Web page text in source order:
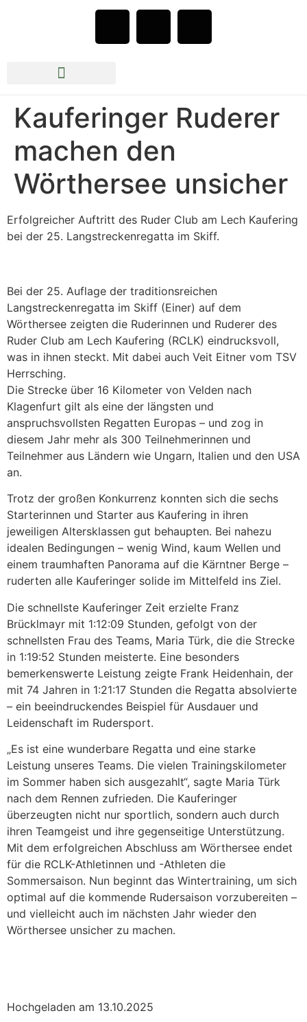
Kauferinger Ruderer
machen den
Wörthersee unsicher
Erfolgreicher Auftritt des Ruder Club am Lech Kaufering
bei der 25. Langstreckenregatta im Skiff.
Bei der 25. Auflage der traditionsreichen
Langstreckenregatta im Skiff (Einer) auf dem
Wörthersee zeigten die Ruderinnen und Ruderer des
Ruder Club am Lech Kaufering (RCLK) eindrucksvoll,
was in ihnen steckt. Mit dabei auch Veit Eitner vom TSV
Herrsching.
Die Strecke über 16 Kilometer von Velden nach
Klagenfurt gilt als eine der längsten und
anspruchsvollsten Regatten Europas – und zog in
diesem Jahr mehr als 300 Teilnehmerinnen und
Teilnehmer aus Ländern wie Ungarn, Italien und den USA
an.
Trotz der großen Konkurrenz konnten sich die sechs
Starterinnen und Starter aus Kaufering in ihren
jeweiligen Altersklassen gut behaupten. Bei nahezu
idealen Bedingungen – wenig Wind, kaum Wellen und
einem traumhaften Panorama auf die Kärntner Berge –
ruderten alle Kauferinger solide im Mittelfeld ins Ziel.
Die schnellste Kauferinger Zeit erzielte Franz
Brücklmayr mit 1:12:09 Stunden, gefolgt von der
schnellsten Frau des Teams, Maria Türk, die die Strecke
in 1:19:52 Stunden meisterte. Eine besonders
bemerkenswerte Leistung zeigte Frank Heidenhain, der
mit 74 Jahren in 1:21:17 Stunden die Regatta absolvierte
– ein beeindruckendes Beispiel für Ausdauer und
Leidenschaft im Rudersport.
„Es ist eine wunderbare Regatta und eine starke
Leistung unseres Teams. Die vielen Trainingskilometer
im Sommer haben sich ausgezahlt“, sagte Maria Türk
nach dem Rennen zufrieden. Die Kauferinger
überzeugten nicht nur sportlich, sondern auch durch
ihren Teamgeist und ihre gegenseitige Unterstützung.
Mit dem erfolgreichen Abschluss am Wörthersee endet
für die RCLK-Athletinnen und -Athleten die
Sommersaison. Nun beginnt das Wintertraining, um sich
optimal auf die kommende Rudersaison vorzubereiten –
und vielleicht auch im nächsten Jahr wieder den
Wörthersee unsicher zu machen.
Hochgeladen am 13.10.2025